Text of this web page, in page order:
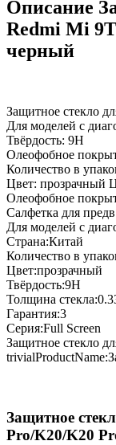
Описание
Redmi Mi
черный
Защитное стекло
Для моделей с
Твёрдость: 9H
Олеофобное
Количество в
Цвет: прозрачный
Олеофобное
Салфетка для
Для моделей с
Страна:Китай
Количество в
Цвет:прозрачный
Твёрдость:9H
Толщина
Гарантия:3
Серия:Full Screen
Защитное стекло
Защитное
Pro/K20/K20